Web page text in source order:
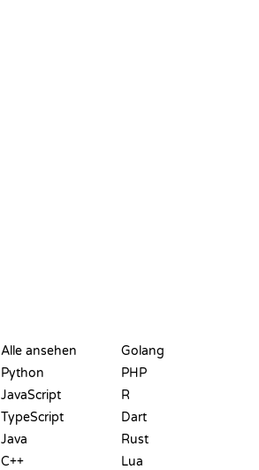
Alle ansehen
Python
JavaScript
TypeScript
Java
C++
Golang
PHP
R
Dart
Rust
Lua